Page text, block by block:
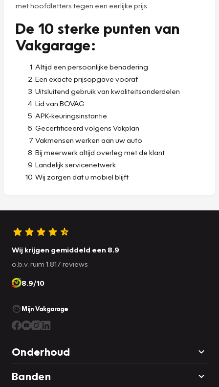
met hoofdletters tegen een eerlijke prijs.
De 10 sterke punten van
Vakgarage:
Altijd een persoonlijke benadering
Een exacte prijsopgave vooraf
Uitsluitend gebruik van kwaliteitsonderdelen
Lid van BOVAG
APK-keuringsinstantie
Gecertificeerd volgens Vakplan
Vakmensen werken aan uw auto
Bij meerwerk altijd overleg met de klant
Landelijk servicenetwerk
Wij zorgen dat u mobiel blijft
Wij krijgen gemiddeld een 8.9
o.b.v. ruim 1.817 reviews
8.9/10
Mijn Vakgarage
Onderhoud
Banden